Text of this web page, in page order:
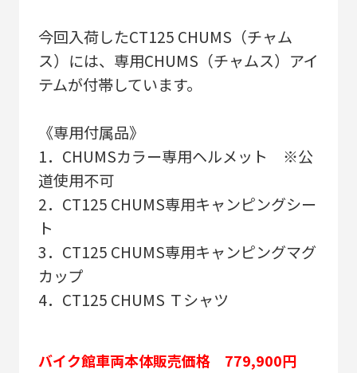
今回入荷したCT125 CHUMS（チャム
ス）には、専用CHUMS（チャムス）アイ
テムが付帯しています。
《専用付属品》
1．CHUMSカラー専用ヘルメット ※公
道使用不可
2．CT125 CHUMS専用キャンピングシー
ト
3．CT125 CHUMS専用キャンピングマグ
カップ
4．CT125 CHUMS Ｔシャツ
バイク館車両本体販売価格 779,900円